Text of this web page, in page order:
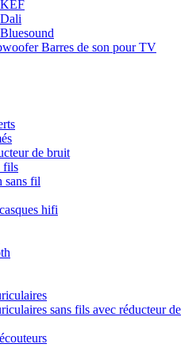
Barres de son pour TV
de bruit
fils
sans fil
hifi
sans fils avec réducteur de